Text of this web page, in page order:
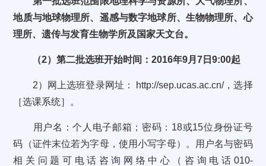
地质与地球物理所、遥感与数字地球所、生物物理所、心
理所、遗传与发育生物学所及国家天文台。
（2）第二批选班开始时间：2016年9月7 日9:00起
2）网上选班登录网址： http://sep.ucas.ac.cn/，选择
［选课系统］。
用户名：个人电子邮箱；密码： 18或15位身份证号
码（证件末位若为字母，使用小写字母）。用户名与密码
相关问题可电话咨询网络中心（咨询电话 010-